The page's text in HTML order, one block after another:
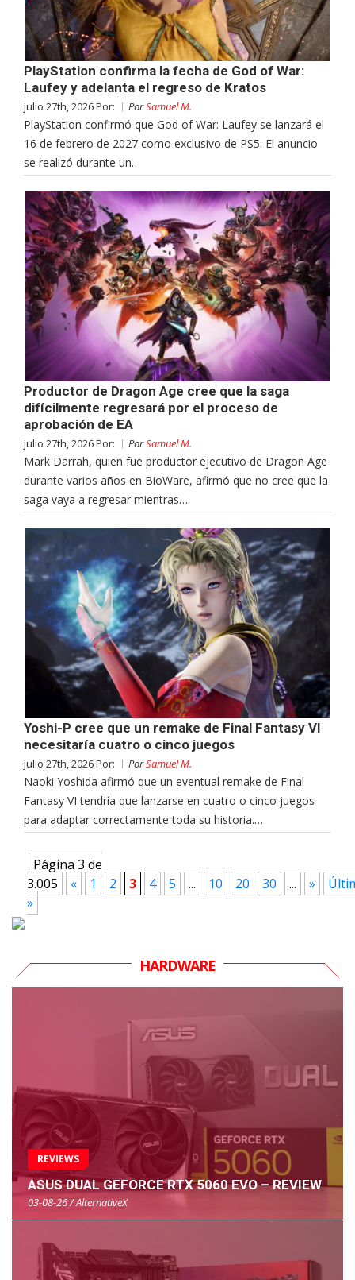
PlayStation confirma la fecha de God of War:
Laufey y adelanta el regreso de Kratos
julio 27th, 2026 Por: PorSamuel M.
PlayStation confirmó que God of War: Laufey se lanzará el
16 de febrero de 2027 como exclusivo de PS5. El anuncio
se realizó durante un…
Productor de Dragon Age cree que la saga
difícilmente regresará por el proceso de
aprobación de EA
julio 27th, 2026 Por: PorSamuel M.
Mark Darrah, quien fue productor ejecutivo de Dragon Age
durante varios años en BioWare, afirmó que no cree que la
saga vaya a regresar mientras…
Yoshi-P cree que un remake de Final Fantasy VI
necesitaría cuatro o cinco juegos
julio 27th, 2026 Por: PorSamuel M.
Naoki Yoshida afirmó que un eventual remake de Final
Fantasy VI tendría que lanzarse en cuatro o cinco juegos
para adaptar correctamente toda su historia.…
Página 3 de
3.005
« 1 2 3 4 5 ... 10 20 30 ... »
»
HARDWARE
REVIEWS
ASUS DUAL GEFORCE RTX 5060 EVO – REVIEW
03-08-26 / AlternativeX